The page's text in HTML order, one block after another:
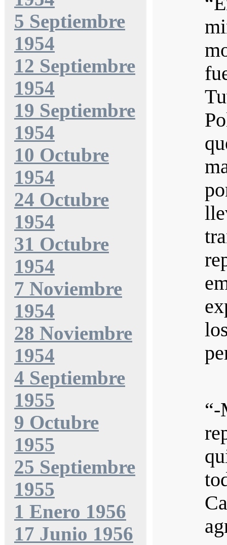
5 Septiembre
1954
12 Septiembre
1954
19 Septiembre
1954
10 Octubre
1954
24 Octubre
1954
31 Octubre
1954
7 Noviembre
1954
28 Noviembre
1954
4 Septiembre
1955
9 Octubre
1955
25 Septiembre
1955
1 Enero 1956
17 Junio 1956